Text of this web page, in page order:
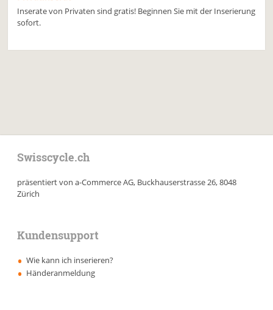
Inserate von Privaten sind gratis! Beginnen Sie mit der Inserierung
sofort.
Swisscycle.ch
präsentiert von a-Commerce AG, Buckhauserstrasse 26, 8048
Zürich
Kundensupport
Wie kann ich inserieren?
Händeranmeldung